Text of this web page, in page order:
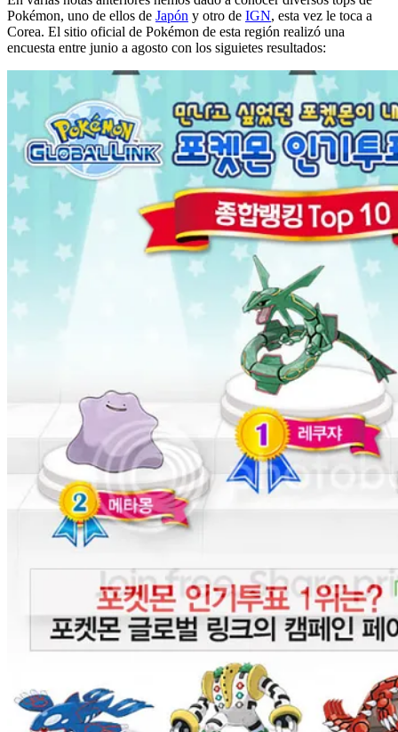
Pokémon, uno de ellos de Japón y otro de IGN, esta vez le toca a
Corea. El sitio oficial de Pokémon de esta región realizó una
encuesta entre junio a agosto con los siguietes resultados: